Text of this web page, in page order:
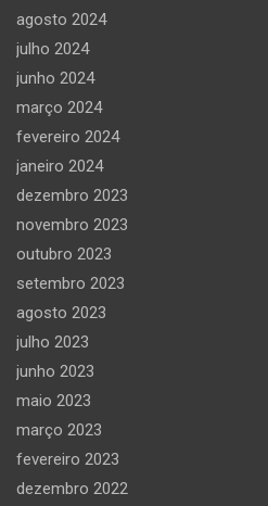
agosto 2024
julho 2024
junho 2024
março 2024
fevereiro 2024
janeiro 2024
dezembro 2023
novembro 2023
outubro 2023
setembro 2023
agosto 2023
julho 2023
junho 2023
maio 2023
março 2023
fevereiro 2023
dezembro 2022